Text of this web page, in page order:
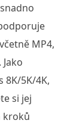
MP4,
Jako
8K/5K/4K,
si jej
kroků